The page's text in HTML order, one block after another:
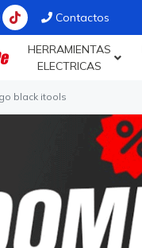
Contactos
HERRAMIENTAS
ELECTRICAS
black itools